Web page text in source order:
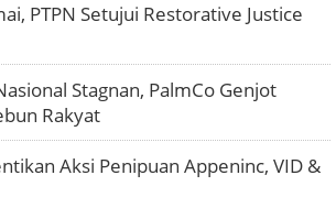
PTPN Setujui Restorative Justice
Stagnan, PalmCo Genjot
Rakyat
Aksi Penipuan Appeninc, VID &